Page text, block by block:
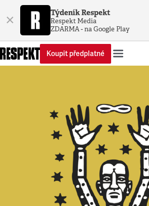
× Týdeník Respekt
Respekt Media
ZDARMA - na Google Play
Koupit předplatné